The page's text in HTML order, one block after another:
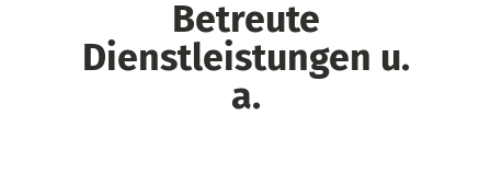
Betreute
Dienstleistungen u.
a.